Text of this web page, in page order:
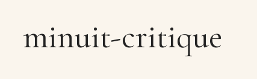
minuit-critique